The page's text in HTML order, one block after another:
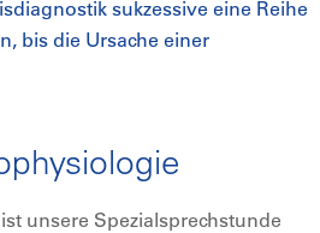
sukzessive eine Reihe
bis die Ursache einer
unsere Spezialsprechstunde